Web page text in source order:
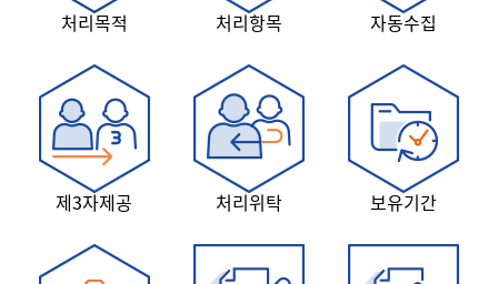
처리목적 처리항목 자동수집
제3자제공 처리위탁 보유기간